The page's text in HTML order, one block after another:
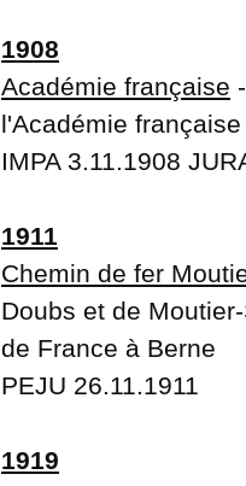
1908
Académie française
l'Académie
IMPA 3.11.1908
1911
Chemin de fer
Doubs et de
de France à Berne
PEJU 26.11.1911
1919